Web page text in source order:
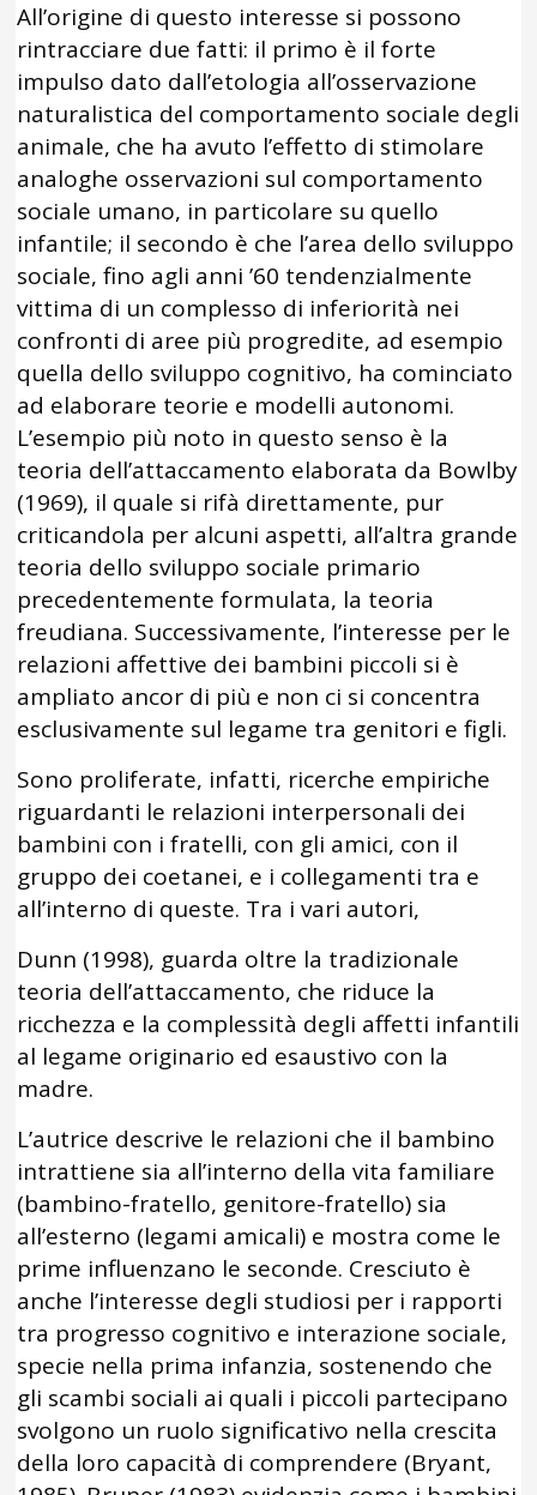
All’origine di questo interesse si possono
rintracciare due fatti: il primo è il forte
impulso dato dall’etologia all’osservazione
naturalistica del comportamento sociale degli
animale, che ha avuto l’effetto di stimolare
analoghe osservazioni sul comportamento
sociale umano, in particolare su quello
infantile; il secondo è che l’area dello sviluppo
sociale, fino agli anni ’60 tendenzialmente
vittima di un complesso di inferiorità nei
confronti di aree più progredite, ad esempio
quella dello sviluppo cognitivo, ha cominciato
ad elaborare teorie e modelli autonomi.
L’esempio più noto in questo senso è la
teoria dell’attaccamento elaborata da Bowlby
(1969), il quale si rifà direttamente, pur
criticandola per alcuni aspetti, all’altra grande
teoria dello sviluppo sociale primario
precedentemente formulata, la teoria
freudiana. Successivamente, l’interesse per le
relazioni affettive dei bambini piccoli si è
ampliato ancor di più e non ci si concentra
esclusivamente sul legame tra genitori e figli.
Sono proliferate, infatti, ricerche empiriche
riguardanti le relazioni interpersonali dei
bambini con i fratelli, con gli amici, con il
gruppo dei coetanei, e i collegamenti tra e
all’interno di queste. Tra i vari autori,
Dunn (1998), guarda oltre la tradizionale
teoria dell’attaccamento, che riduce la
ricchezza e la complessità degli affetti infantili
al legame originario ed esaustivo con la
madre.
L’autrice descrive le relazioni che il bambino
intrattiene sia all’interno della vita familiare
(bambino-fratello, genitore-fratello) sia
all’esterno (legami amicali) e mostra come le
prime influenzano le seconde. Cresciuto è
anche l’interesse degli studiosi per i rapporti
tra progresso cognitivo e interazione sociale,
specie nella prima infanzia, sostenendo che
gli scambi sociali ai quali i piccoli partecipano
svolgono un ruolo significativo nella crescita
della loro capacità di comprendere (Bryant,